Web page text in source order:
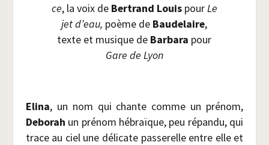
ce, la voix de Ber­trand LouispourLe
jet d’eau, poème de Bau­de­laire,
texte et musique de Bar­ba­ra pour
Gare de Lyon
Eli­na, un nom qui chante comme un pré­nom,
Debo­rah un pré­nom hébraïque, peu répan­du, qui
trace au ciel une déli­cate pas­se­relle entre elle et